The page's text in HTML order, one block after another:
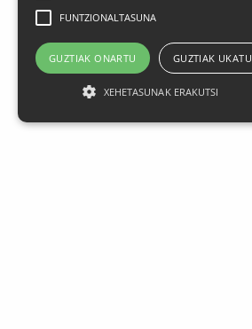
FUNTZIONALTASUNA
GUZTIAK ONARTU GUZTIAK UKATU
XEHETASUNAK ERAKUTSI